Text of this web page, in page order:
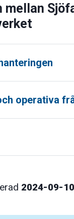
mellan
operativa
2024-09-10